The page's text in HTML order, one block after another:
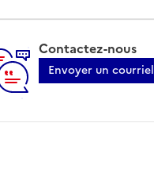
Contactez-nous
Envoyer un courriel